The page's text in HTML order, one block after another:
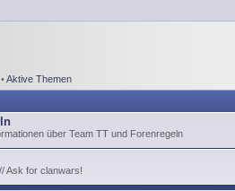
•Aktive Themen
über Team TT und Forenregeln
Ask for clanwars!